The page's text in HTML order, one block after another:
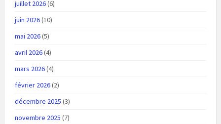
juillet 2026(6)
juin 2026(10)
mai 2026(5)
avril 2026(4)
mars 2026(4)
février 2026(2)
décembre 2025 (3)
novembre 2025 (7)